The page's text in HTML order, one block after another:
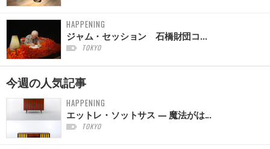
HAPPENING
ジャム・セッション 石橋財団コ...
TOKYO
今週の人気記事
HAPPENING
エットレ・ソットサス — 魔法がは...
TOKYO